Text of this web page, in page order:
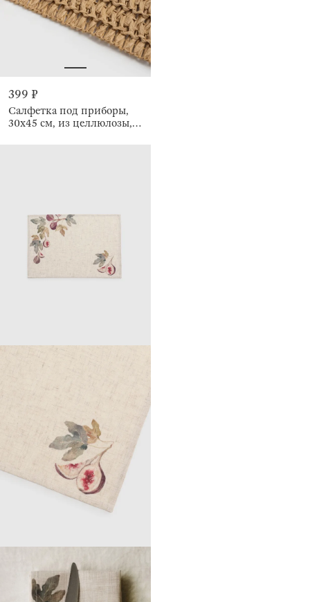
399 ₽
Салфетка под приборы,
30х45 см, из целлюлозы,